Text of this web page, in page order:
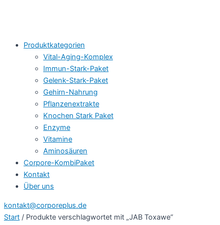
Produktkategorien
Vital-Aging-Komplex
Immun-Stark-Paket
Gelenk-Stark-Paket
Gehirn-Nahrung
Pflanzenextrakte
Knochen Stark Paket
Enzyme
Vitamine
Aminosäuren
Corpore-KombiPaket
Kontakt
Über uns
kontakt@corporeplus.de
Start / Produkte verschlagwortet mit „JAB Toxawe“